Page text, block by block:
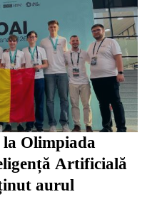
Olimpiada
Artificială
aurul